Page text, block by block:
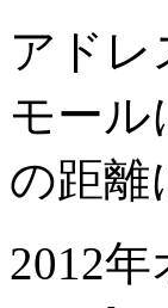
アドレ
モール
の距離
2012年